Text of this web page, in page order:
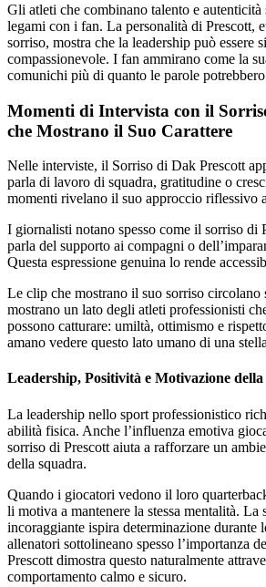
Gli atleti che combinano talento e
legami con i fan. La personalità di Prescott,
sorriso, mostra che la leadership può essere
compassionevole. I fan ammirano come la
comunichi più di quanto le parole
Momenti di Intervista con il
che Mostrano il Suo Carattere
Nelle interviste, il Sorriso di Dak Prescott
parla di lavoro di squadra, gratitudine o
momenti rivelano il suo approccio riflessivo
I giornalisti notano spesso come il sorriso di
parla del supporto ai compagni o
Questa espressione genuina lo rende
Le clip che mostrano il suo sorriso circolano
mostrano un lato degli atleti professionisti
possono catturare: umiltà, ottimismo e
amano vedere questo lato umano di una
Leadership, Positività e Motivazione
La leadership nello sport professionistico
abilità fisica. Anche l’influenza emotiva
sorriso di Prescott aiuta a rafforzare un
della squadra.
Quando i giocatori vedono il loro
li motiva a mantenere la stessa mentalità. La
incoraggiante ispira determinazione
allenatori sottolineano spesso l’importanza
Prescott dimostra questo naturalmente
comportamento calmo e sicuro.